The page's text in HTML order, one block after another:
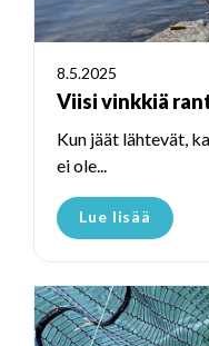
8.5.2025
Viisi vinkkiä
Kun jäät lähtevät,
ei ole...
Lue lisää